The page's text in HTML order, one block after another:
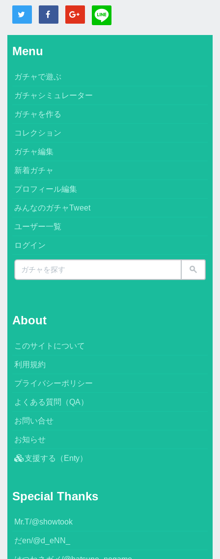
Menu
ガチャで遊ぶ
ガチャシミュレーター
ガチャを作る
コレクション
ガチャ編集
新着ガチャ
プロフィール編集
みんなのガチャTweet
ユーザー一覧
ログイン
About
このサイトについて
利用規約
プライバシーポリシー
よくある質問（QA）
お問い合せ
お知らせ
支援する（Enty）
Special Thanks
Mr.T/@showtook
だen/@d_eNN_